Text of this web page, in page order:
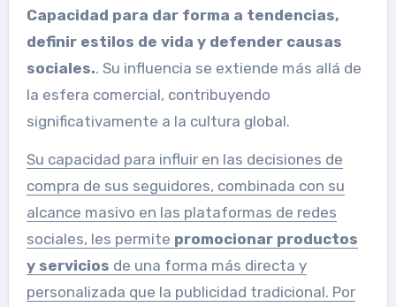
Capacidad para dar forma a tendencias,
definir estilos de vida y defender causas
sociales.. Su influencia se extiende más allá de
la esfera comercial, contribuyendo
significativamente a la cultura global.
Su capacidad para influir en las decisiones de
compra de sus seguidores, combinada con su
alcance masivo en las plataformas de redes
sociales, les permite promocionar productos
y servicios de una forma más directa y
personalizada que la publicidad tradicional. Por